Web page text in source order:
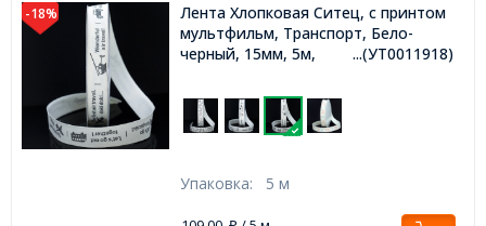
-18%
Лента Хлопковая Ситец, с принтом
мультфильм, Транспорт, Бело-
черный, 15мм, 5м,
...(УТ0011918)
Упаковка: 5 м